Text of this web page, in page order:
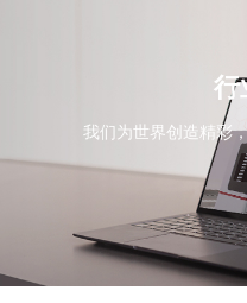
行
我们为世界创造精彩